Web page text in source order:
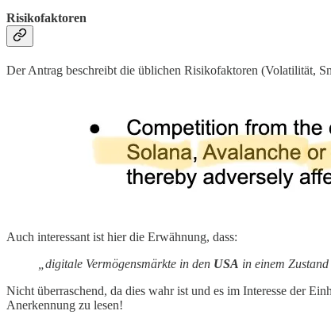
Risikofaktoren
Der Antrag beschreibt die üblichen Risikofaktoren (Volatilität,
Auch interessant ist hier die Erwähnung, dass:
„digitale Vermögensmärkte in den USA in einem Zustand
Nicht überraschend, da dies wahr ist und es im Interesse der
Anerkennung zu lesen!